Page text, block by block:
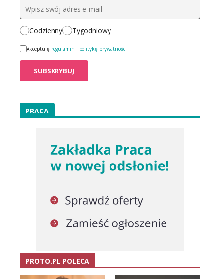
Codzienny Tygodniowy
Akceptuję regulamin i politykę prywatności
PRACA
PROTO.PL POLECA